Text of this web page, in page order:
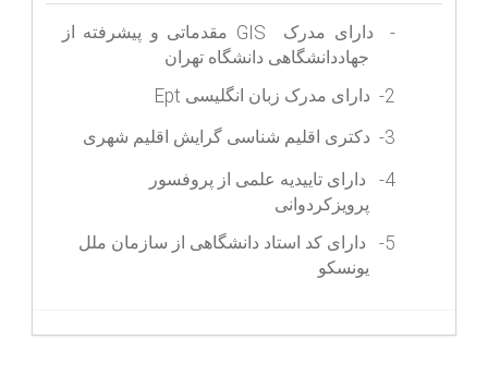
- دارای مدرک GIS مقدماتی و پیشرفته از
جهاددانشگاهی دانشگاه تهران
2- دارای مدرک زبان انگلیسی Ept
3-
دکتری اقلیم شناسی گرایش اقلیم شهری
4-
دارای تاییدیه علمی از پروفسور
پرویزکردوانی
5-
دارای کد استاد دانشگاهی از سازمان ملل
یونسکو